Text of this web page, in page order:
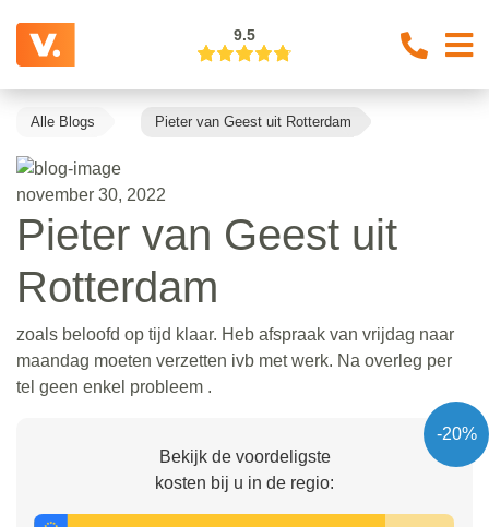
9.5
Alle Blogs Pieter van Geest uit Rotterdam
november 30, 2022
Pieter van Geest uit
Rotterdam
zoals beloofd op tijd klaar. Heb afspraak van vrijdag naar
maandag moeten verzetten ivb met werk. Na overleg per
tel geen enkel probleem .
-20%
Bekijk de voordeligste
kosten bij u in de regio: